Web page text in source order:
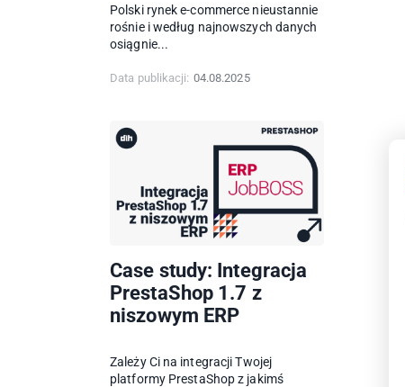
Polski rynek e-commerce nieustannie
rośnie i według najnowszych danych
osiągnie...
Data publikacji: 04.08.2025
Case study: Integracja
PrestaShop 1.7 z
niszowym ERP
Zależy Ci na integracji Twojej
platformy PrestaShop z jakimś